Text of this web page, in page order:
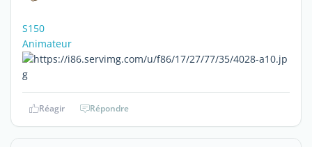
S150
Animateur
Réagir Répondre